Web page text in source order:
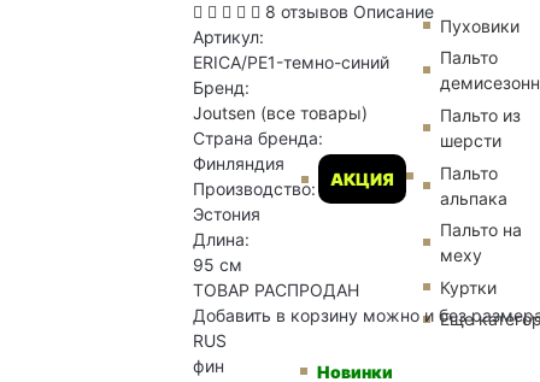
АКЦИЯ
Пуховики
Пальто
Пальто из
шерсти
Пальто
альпака
Пальто на
меху
Куртки
Еще
Новинки
8 отзывов Описание
Артикул:
ERICA/PE1-темно-синий
Бренд:
Joutsen (все товары)
Страна бренда:
Финляндия
Производство:
Эстония
Длина:
95 см
ТОВАР РАСПРОДАН
Добавить в корзину можно и без
RUS
фин